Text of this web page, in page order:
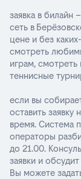
заявка в билайн
сеть в
цене и без
смотреть
играм,
теннисные
если вы
оставить
время. Система
операторы
до 21.00.
заявки и
Вы можете